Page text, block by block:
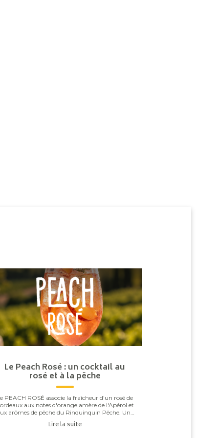
Le Peach Rosé : un cocktail au
rosé et à la pêche
PEACH ROSÉ associe la fraîcheur d'un rosé de
aux notes d'orange amère de l'Apérol et
arômes de pêche du Rinquinquin Pêche. Une
touche d'eau pétillante vient apporter légèreté et
v...
Lire la suite